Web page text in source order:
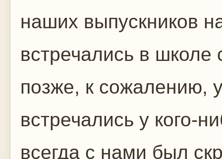
наших выпускников
встречались в
позже, к сожалению,
встречались у кого-
всегда с нами был